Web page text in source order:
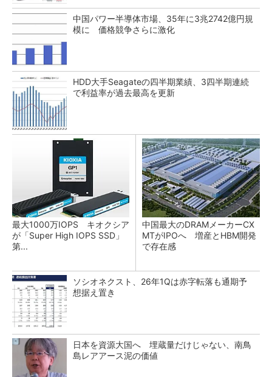
中国パワー半導体市場、35年に3兆2742億円規
模に 価格競争さらに激化
HDD大手Seagateの四半期業績、3四半期連続
で利益率が過去最高を更新
最大1000万IOPS キオクシア
が「Super High IOPS SSD」
第...
中国最大のDRAMメーカーCX
MTがIPOへ 増産とHBM開発
で存在感
ソシオネクスト、26年1Qは赤字転落も通期予
想据え置き
日本を資源大国へ 埋蔵量だけじゃない、南鳥
島レアアース泥の価値